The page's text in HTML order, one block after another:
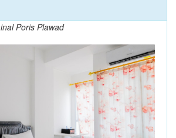
Poris Plawad